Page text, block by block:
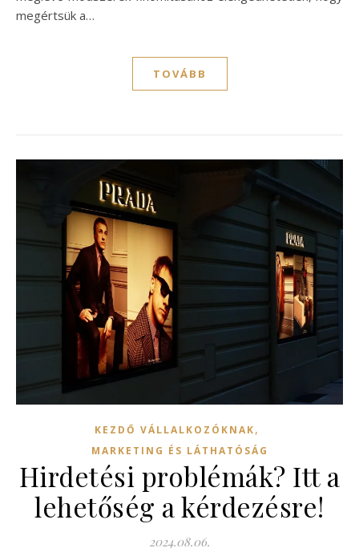
megértsük a…
TOVÁBB
KEZDŐ VÁLLALKOZÓKNAK,
MARKETING ÉS LÁTHATÓSÁG
Hirdetési problémák? Itt a
lehetőség a kérdezésre!
2024.08.06.